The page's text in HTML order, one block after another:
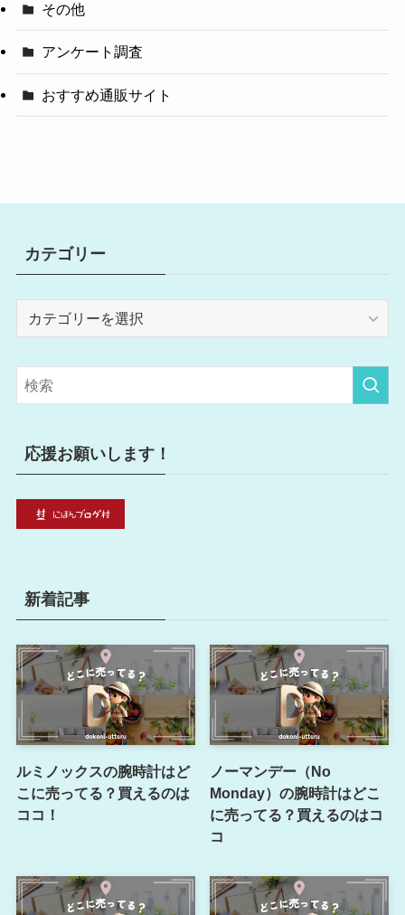
その他
アンケート調査
おすすめ通販サイト
カテゴリー
リ
応援お願いします！
新着記事
ルミノックスの腕時計はど
こに売ってる？買えるのは
ココ！
ノーマンデー（No
Monday）の腕時計はどこ
に売ってる？買えるのはコ
コ